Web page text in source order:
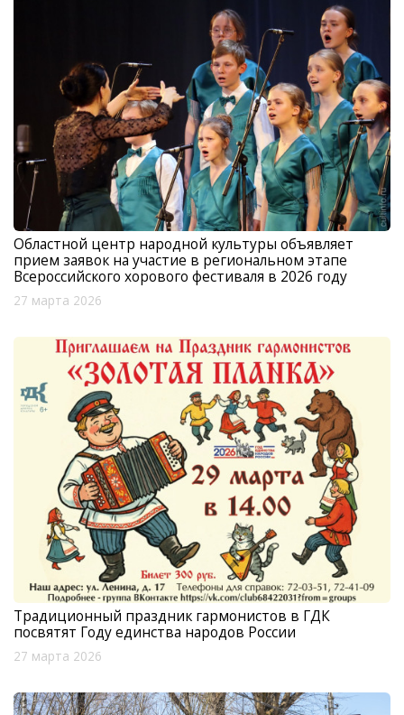
Областной центр народной культуры объявляет
прием заявок на участие в региональном этапе
Всероссийского хорового фестиваля в 2026 году
27 марта 2026
Традиционный праздник гармонистов в ГДК
посвятят Году единства народов России
27 марта 2026